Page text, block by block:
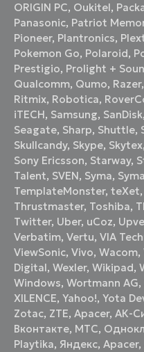
ORIGIN PC, Oukitel,
Panasonic, Patriot
Pioneer, Plantronics,
Pokemon Go, Polaroid,
Prestigio, Prolight +
Qualcomm, Qumo, Razer,
Ritmix, Robotica,
iTECH, Samsung, SanDisk,
Seagate, Sharp, Shuttle,
Skullcandy, Skype, Skytex,
Sony Ericsson, Starway,
Talent, SVEN, Syma,
TemplateMonster,teXet,
Thrustmaster, Toshiba,
Twitter, Uber, uCoz,
Verbatim,Vertu,VIA
ViewSonic,Vivo,Wacom,
Digital,Wexler,Wikipad,
Windows,Wortmann AG,
XILENCE,Yahoo!,Yota
Zotac, ZTE,Аpacer,АК-
Вконтакте, МТС,
Playtika, Яндекс,Apacer,